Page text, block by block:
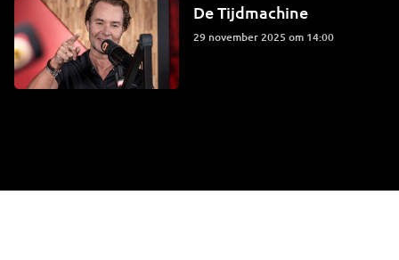
De Tijdmachine
29 november 2025 om 14:00